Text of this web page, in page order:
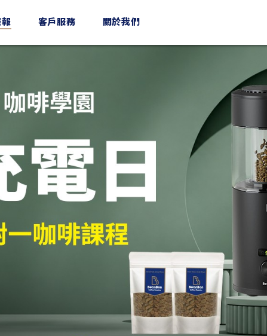
客戶服務 關於我們